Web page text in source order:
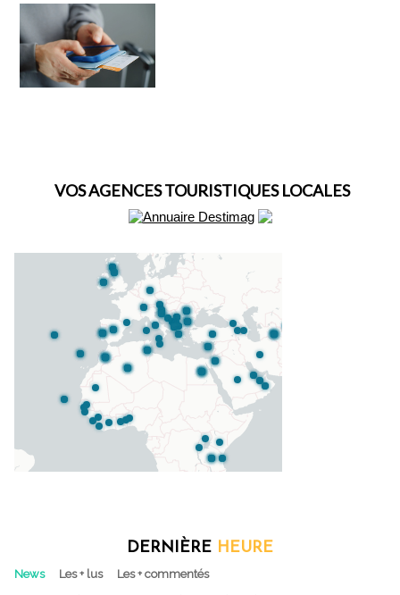
VOS AGENCES TOURISTIQUES LOCALES
DERNIÈRE HEURE
News Les + lus Les + commentés